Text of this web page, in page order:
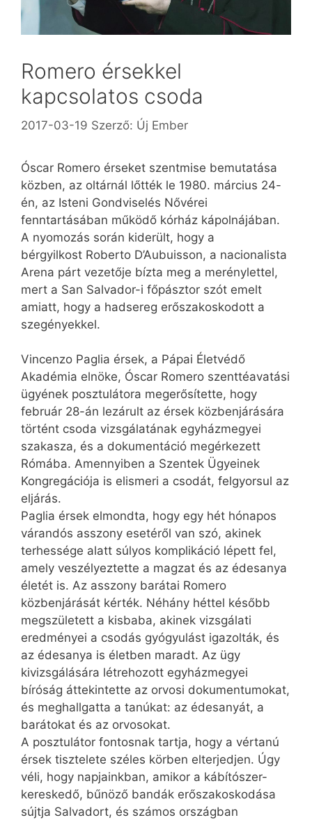
Romero érsekkel
kapcsolatos csoda
2017-03-19 Szerző: Új Ember
Óscar Romero érseket szentmise bemutatása
közben, az oltárnál lőtték le 1980. március 24-
én, az Isteni Gondviselés Nővérei
fenntartásában működő kórház kápolnájában.
A nyomozás során kiderült, hogy a
bérgyilkost Roberto D’Aubuisson, a nacionalista
Are­na párt vezetője bízta meg a merénylettel,
mert a San Salvador-i főpásztor szót emelt
amiatt, hogy a hadsereg erőszakoskodott a
szegényekkel.
Vincenzo Paglia érsek, a Pápai Életvédő
Akadémia elnöke, Óscar Ro­mero szenttéavatási
ügyének posz­tulátora megerősítette, hogy
február 28-án lezárult az érsek közbenjárására
történt csoda vizsgálatának egyházmegyei
szakasza, és a dokumentáció megérkezett
Rómába. Amennyiben a Szentek Ügyeinek
Kongregációja is elismeri a csodát, felgyorsul az
eljárás.
Paglia érsek elmondta, hogy egy hét hónapos
várandós asszony esetéről van szó, akinek
terhessége alatt súlyos komplikáció lépett fel,
amely veszélyeztette a magzat és az édesanya
életét is. Az asszony barátai Romero
közbenjárását kérték. Néhány héttel később
megszületett a kisbaba, akinek vizsgálati
eredményei a csodás gyógyulást igazolták, és
az édesanya is életben maradt. Az ügy
kivizsgálására létrehozott egyházmegyei
bíróság áttekintette az orvosi dokumentumokat,
és meghallgatta a tanúkat: az édesanyát, a
barátokat és az orvosokat.
A posztulátor fontosnak tartja, hogy a vértanú
érsek tisztelete széles körben elterjedjen. Úgy
véli, hogy napjainkban, amikor a kábítószer-
kereskedő, bűnöző bandák erőszakoskodása
sújtja Salvadort, és számos országban